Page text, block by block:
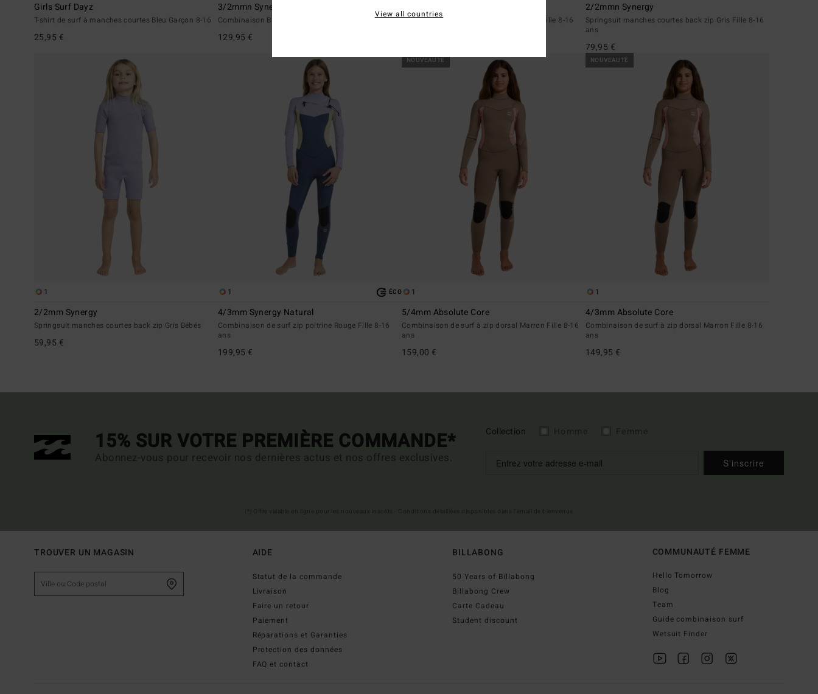
Girls Surf Dayz
T-shirt de surf à manches courtes Bleu Garçon 8-16
25,95 €
3/2mmn Synergy
Combinaison Back Zip Rouge Fille 8-16 ans
129,95 €
Combinaison de surf zip poitrine Rouge Fille 8-16
2/2mmn Synergy
Springsuit manches courtes back zip Gris Fille 8-16
ans
79,95 €
1
2/2mm Synergy
Springsuit manches courtes back zip Gris Bébés
59,95 €
1 ÉCO
4/3mm Synergy Natural
Combinaison de surf zip poitrine Rouge Fille 8-16
ans
199,95 €
NOUVEAUTÉ
1
5/4mm Absolute Core
Combinaison de surf à zip dorsal Marron Fille 8-16
ans
159,00 €
NOUVEAUTÉ
1
4/3mm Absolute Core
Combinaison de surf à zip dorsal Marron Fille 8-16
ans
149,95 €
15% SUR VOTRE PREMIÈRE COMMANDE*
Abonnez-vous pour recevoir nos dernières actus et nos offres exclusives.
Collection
S'inscrire
TROUVER UN MAGASIN AIDE
Statut de la commande
Livraison
Faire un retour
Paiement
Réparations et Garanties
Protection des données
FAQ et contact
BILLABONG
50 Years of Billabong
Billabong Crew
Carte Cadeau
Student discount
COMMUNAUTÉ FEMME
Hello Tomorrow
Blog
Team
Guide combinaison surf
Wetsuit Finder
View all countries